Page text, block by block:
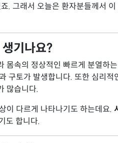
. 그래서 오늘은 환자분들께서
기나요?
몸속의 정상적인 빠르게 분열하
구토가 발생합니다. 또한 심리
많습니다.
이 다르게 나타나기도 하는데요.
도 합니다.